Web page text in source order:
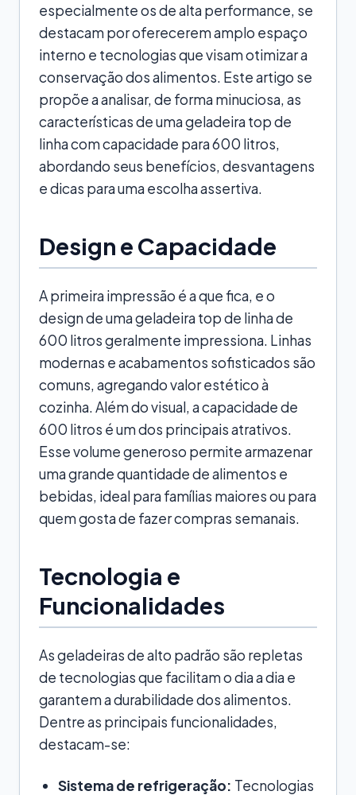
especialmente os de alta performance, se
destacam por oferecerem amplo espaço
interno e tecnologias que visam otimizar a
conservação dos alimentos. Este artigo se
propõe a analisar, de forma minuciosa, as
características de uma geladeira top de
linha com capacidade para 600 litros,
abordando seus benefícios, desvantagens
e dicas para uma escolha assertiva.
Design e Capacidade
A primeira impressão é a que fica, e o
design de uma geladeira top de linha de
600 litros geralmente impressiona. Linhas
modernas e acabamentos sofisticados são
comuns, agregando valor estético à
cozinha. Além do visual, a capacidade de
600 litros é um dos principais atrativos.
Esse volume generoso permite armazenar
uma grande quantidade de alimentos e
bebidas, ideal para famílias maiores ou para
quem gosta de fazer compras semanais.
Tecnologia e
Funcionalidades
As geladeiras de alto padrão são repletas
de tecnologias que facilitam o dia a dia e
garantem a durabilidade dos alimentos.
Dentre as principais funcionalidades,
destacam-se:
Sistema de refrigeração: Tecnologias